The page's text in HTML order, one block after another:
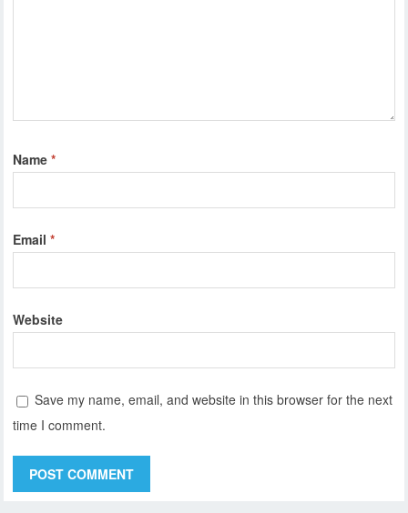
Name*
Email*
Website
Save my name, email, and website in this browser for the next
time I comment.